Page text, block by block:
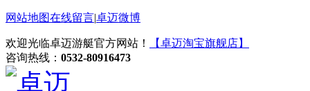
网站地图在线留言|卓迈微博
欢迎光临卓迈游艇官方网站！
【卓迈淘宝旗舰店】
咨询热线： 0532-80916473